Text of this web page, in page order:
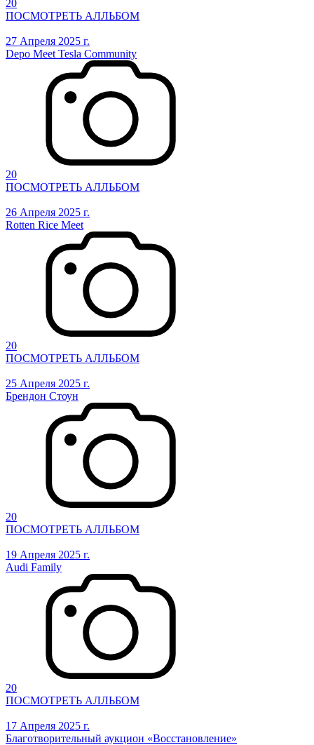
20
ПОСМОТРЕТЬ АЛЛЬБОМ
27 Апреля 2025 г.
Depo Meet Tesla Community
20
ПОСМОТРЕТЬ АЛЛЬБОМ
26 Апреля 2025 г.
Rotten Rice Meet
20
ПОСМОТРЕТЬ АЛЛЬБОМ
25 Апреля 2025 г.
Брендон Стоун
20
ПОСМОТРЕТЬ АЛЛЬБОМ
19 Апреля 2025 г.
Audi Family
20
ПОСМОТРЕТЬ АЛЛЬБОМ
17 Апреля 2025 г.
Благотворительный аукцион «Восстановление»